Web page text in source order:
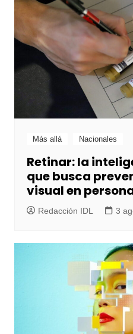
Más allá Nacionales
Retinar: la
que busca
visual en
Redacción IDL 3